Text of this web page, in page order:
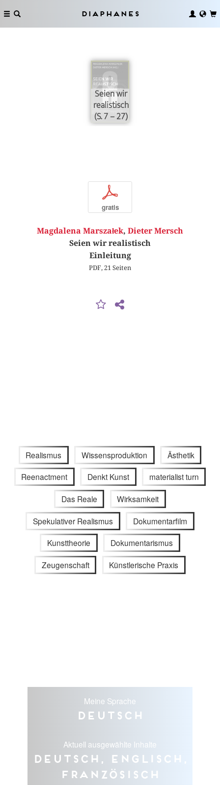
Diaphanes
Seien wir
realistisch
(S. 7 – 27)
p
gratis
Magdalena Marszałek, Dieter Mersch
Seien wir realistisch
Einleitung
PDF, 21 Seiten
Realismus Wissensproduktion Ästhetik
Reenactment Denkt Kunst materialist turn
Das Reale Wirksamkeit
Spekulativer Realismus Dokumentarfilm
Kunsttheorie Dokumentarismus
Zeugenschaft Künstlerische Praxis
Meine Sprache
Deutsch
Aktuell ausgewählte Inhalte
Deutsch, Englisch,
Französisch